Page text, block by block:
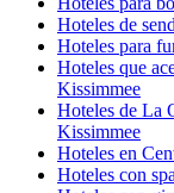
Hoteles de
Hoteles para
Hoteles que
Kissimmee
Hoteles de La
Kissimmee
Hoteles en
Hoteles con